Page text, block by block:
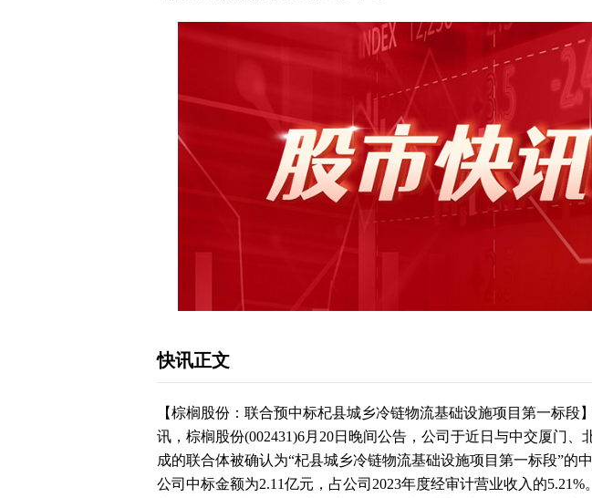
快讯正文
【棕榈股份：联合预中标杞县城乡冷链物流基础设施项目第一标段
讯，棕榈股份(002431)6月20日晚间公告，公司于近日与中交厦门、
成的联合体被确认为“杞县城乡冷链物流基础设施项目第一标段”的
公司中标金额为2.11亿元，占公司2023年度经审计营业收入的5.21%